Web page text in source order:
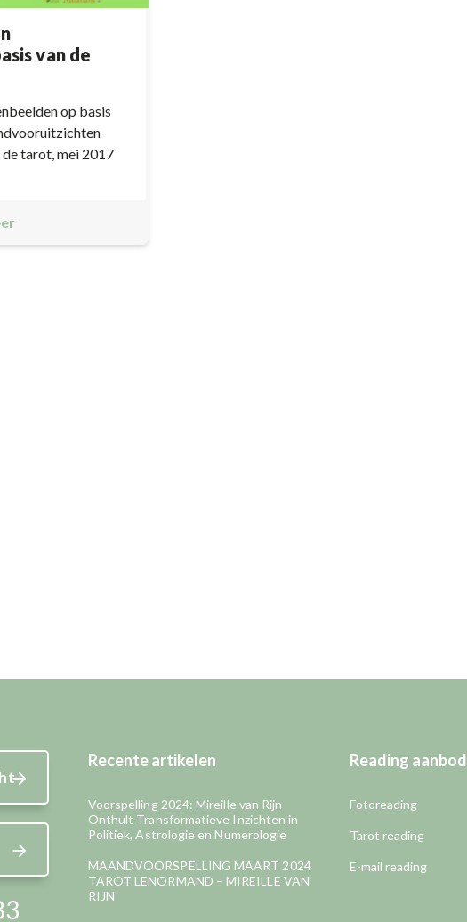
van de
op basis
tarot, mei 2017
Recente artikelen
Voorspelling 2024: Mireille van Rijn
Onthult Transformatieve Inzichten in
Politiek, Astrologie en Numerologie
MAANDVOORSPELLING MAART 2024
TAROT LENORMAND – MIREILLE VAN
RIJN
Reading aanbod
Fotoreading
Tarot reading
E-mail reading